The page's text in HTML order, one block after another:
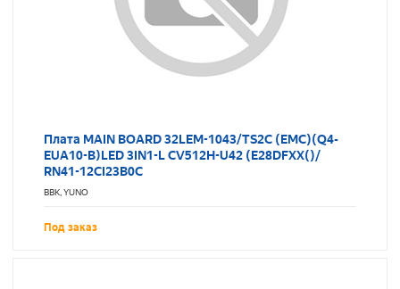
Плата MAIN BOARD 32LEM-1043/TS2C (EMC)(Q4-
EUA10-B)LED 3IN1-L CV512H-U42 (E28DFXX()/
RN41-12CI23B0C
BBK, YUNO
Под заказ